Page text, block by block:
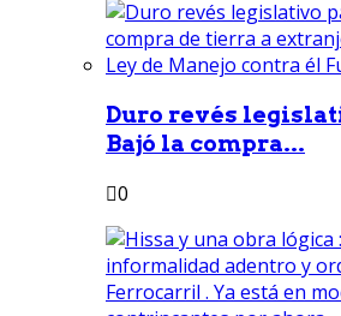
Duro revés
Bajó la compra...
0